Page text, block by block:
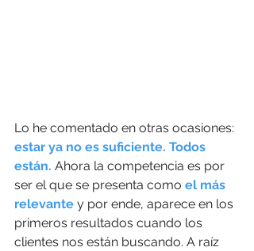
Lo he comentado en otras ocasiones:
estar ya no es suficiente. Todos
están. Ahora la competencia es por
ser el que se presenta como el más
relevante y por ende, aparece en los
primeros resultados cuando los
clientes nos están buscando. A raíz